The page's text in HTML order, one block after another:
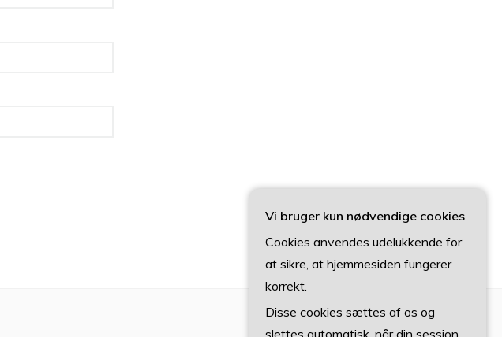
Vi bruger kun nødvendige cookies
Cookies anvendes udelukkende for
at sikre, at hjemmesiden fungerer
korrekt.
Disse cookies sættes af os og
slettes automatisk, når din session